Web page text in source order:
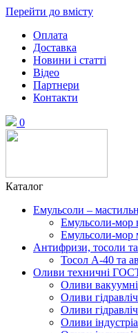
Перейти до вмісту
Оплата
Доставка
Новини і статті
Відео
Партнери
Контакти
0
Каталог
Емульсоли –
Емульсоли-мор
Емульсоли-мор
Антифризи, тосоли та
Тосол А-40 та
Оливи техничні
Оливи
Оливи
Оливи
Оливи